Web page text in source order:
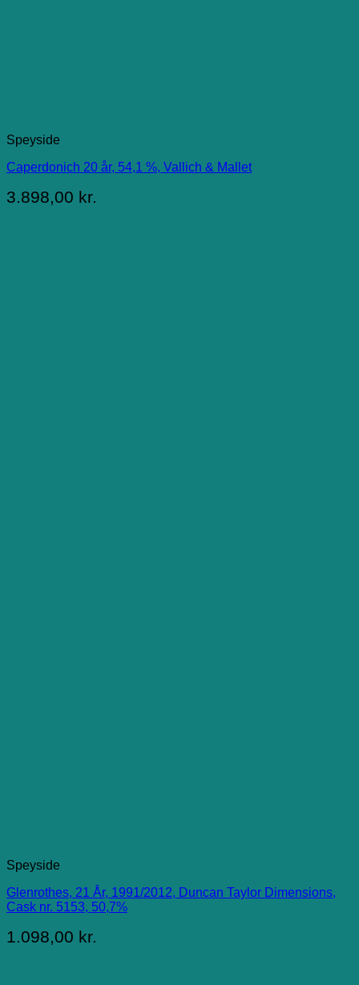
Speyside
Caperdonich 20 år, 54,1 %, Vallich & Mallet
3.898,00 kr.
Speyside
Glenrothes, 21 År, 1991/2012, Duncan Taylor Dimensions,
Cask nr. 5153, 50,7%
1.098,00 kr.